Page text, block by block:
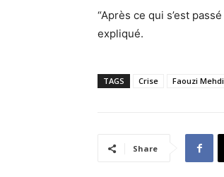
“Après ce qui s’est
expliqué.
TAGS Crise Faouzi Mehdi
Share